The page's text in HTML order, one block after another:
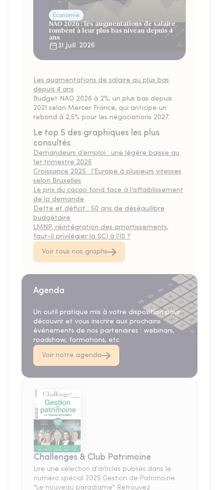
Économie
NAO 2026 : les augmentations de salaire
tombent à leur plus bas niveau depuis 4
ans
31 Juill. 2026
Les augmentations de salaire au plus bas
depuis 4 ans
Budget NAO 2026 à 2%, un plus bas depuis
2021 selon Mercer France, qui anticipe un
rebond à 2,5% pour les négociations 2027.
Le top 5 des graphiques les plus
consultés
Demandeurs d’emploi : une légère baisse au
1er trimestre 2026
Croissance 2025 : l’Europe à plusieurs vitesses
selon Bruxelles
Le prix du cacao fond face à l’affaiblissement
de la demande
Dette et déficit : 50 ans de déséquilibre
budgétaire
LMNP, réintégration des amortissements,
faut-il privilégier la SCI à l'IS ?
Voir tous nos graphs
Agenda
Un outil pratique mis à votre disposition pour
découvrir et vous inscrire aux prochains
événements de nos partenaires : webinars,
roadshow, formations, etc.
Voir notre agenda
Challenges & Club Patrimoine
Lire une sélection d'articles publiés dans le
numéro spécial 2025 Gestion de Patrimoine
"Le nouveau paradigme". Retrouvez